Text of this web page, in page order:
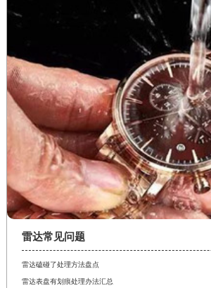
雷达常见问题
雷达磕碰了处理方法盘点
雷达表盘有划痕处理办法汇总